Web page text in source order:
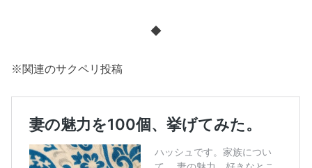
◆
※関連のサクペリ投稿